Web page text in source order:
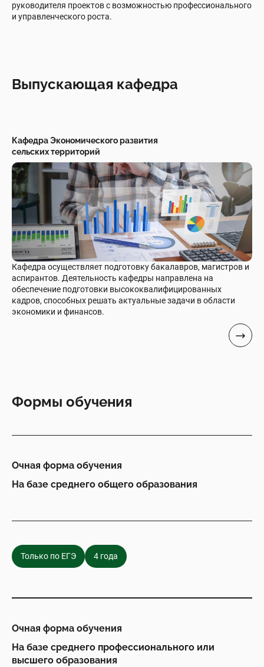
руководителя проектов с возможностью профессионального
и управленческого роста.
Выпускающая кафедра
Кафедра Экономического развития
сельских территорий
Кафедра осуществляет подготовку бакалавров, магистров и
аспирантов. Деятельность кафедры направлена на
обеспечение подготовки высококвалифицированных
кадров, способных решать актуальные задачи в области
экономики и финансов.
Формы обучения
Очная форма обучения
На базе среднего общего образования
Только по ЕГЭ 4 года
Очная форма обучения
На базе среднего профессионального или
высшего образования